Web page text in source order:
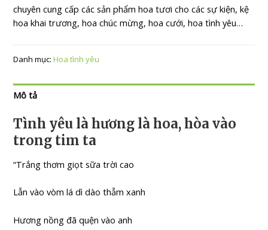
chuyên cung cấp các sản phẩm hoa tươi cho các sự kiện, kệ
hoa khai trương, hoa chúc mừng, hoa cưới, hoa tình yêu…
Danh mục:Hoa tình yêu
Mô tả
Tình yêu là hương là hoa, hòa vào
trong tim ta
“Trắng thơm giọt sữa trời cao
Lẫn vào vòm lá dì dào thẫm xanh
Hương nồng đã quện vào anh